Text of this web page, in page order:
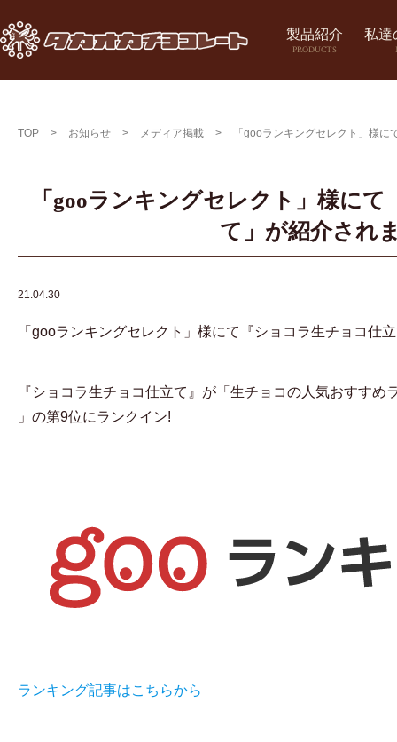
製品紹介
PRODUCTS
私達
TOP > お知らせ > メディア掲載 > 「gooランキングセレクト」様
「gooランキングセレクト」様に
て」が紹介され
21.04.30
「gooランキングセレクト」様にて『ショコラ生チョコ仕
『ショコラ生チョコ仕立て』が「生チョコの人気おすす
」の第9位にランクイン!
ランキング記事はこちらから